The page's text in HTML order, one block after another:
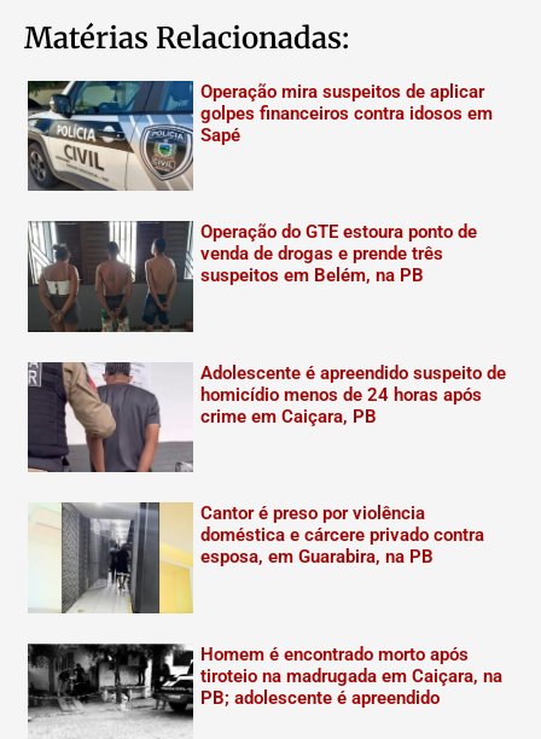
Matérias Relacionadas:
Operação mira suspeitos de aplicar
golpes financeiros contra idosos em
Sapé
Operação do GTE estoura ponto de
venda de drogas e prende três
suspeitos em Belém, na PB
Adolescente é apreendido suspeito de
homicídio menos de 24 horas após
crime em Caiçara, PB
Cantor é preso por violência
doméstica e cárcere privado contra
esposa, em Guarabira, na PB
Homem é encontrado morto após
tiroteio na madrugada em Caiçara, na
PB; adolescente é apreendido